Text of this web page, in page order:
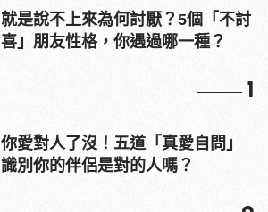
就是說不上來為何討厭？5個「不討
喜」朋友性格，你遇過哪一種？
1
你愛對人了沒！五道「真愛自問」
識別你的伴侶是對的人嗎？